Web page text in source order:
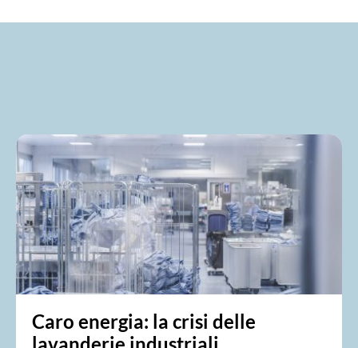
Caro energia: la crisi delle